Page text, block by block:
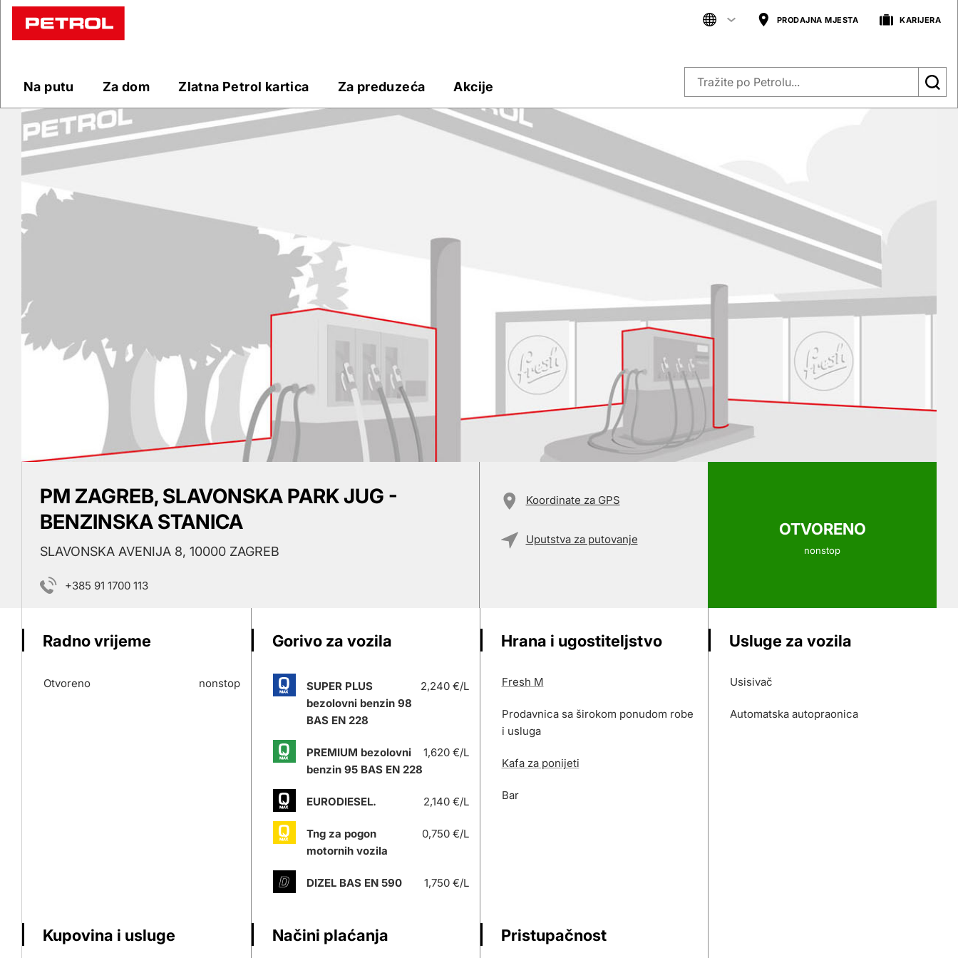
Prodajna
mjesta
Na putu Za dom Zlatna Petrol kartica Za preduzeća Akcije
PRODAJNA MJESTA KARIJERA
OTVORENO
nonstop
PM ZAGREB, SLAVONSKA PARK JUG -
BENZINSKA STANICA
SLAVONSKA AVENIJA 8, 10000 ZAGREB
+385 91 1700 113
Koordinate za GPS
Uputstva za putovanje
Radno vrijeme
Otvoreno nonstop
Gorivo za vozila
SUPER PLUS
bezolovni benzin 98
BAS EN 228
2,240 €/L
PREMIUM bezolovni
benzin 95 BAS EN 228
1,620 €/L
EURODIESEL. 2,140 €/L
Tng za pogon
motornih vozila
0,750 €/L
DIZEL BAS EN 590 1,750 €/L
Hrana i ugostiteljstvo
Fresh M
Prodavnica sa širokom ponudom robe
i usluga
Kafa za ponijeti
Bar
Usluge za vozila
Usisivač
Automatska autopraonica
Kupovina i usluge Načini plaćanja Pristupačnost